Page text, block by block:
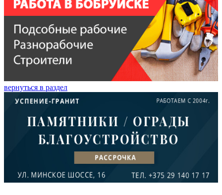
вернуться в раздел